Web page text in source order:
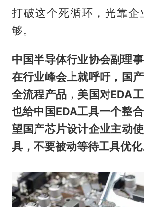
打破这个死循环，光靠企
够。
中国半导体行业协会副理
在行业峰会上就呼吁，国
全流程产品，美国对EDA
也给中国EDA工具一个整
望国产芯片设计企业主动
具，不要被动等待工具优化